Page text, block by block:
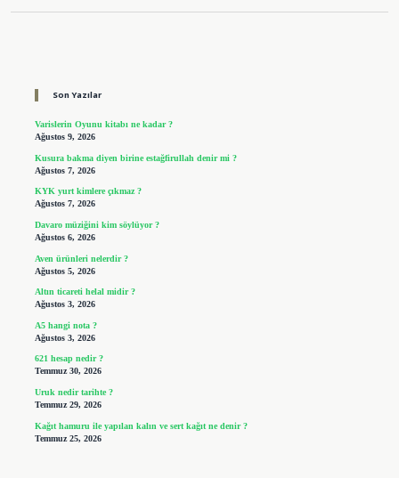
Son Yazılar
Varislerin Oyunu kitabı ne kadar ?
Ağustos 9, 2026
Kusura bakma diyen birine estağfirullah denir mi ?
Ağustos 7, 2026
KYK yurt kimlere çıkmaz ?
Ağustos 7, 2026
Davaro müziğini kim söylüyor ?
Ağustos 6, 2026
Aven ürünleri nelerdir ?
Ağustos 5, 2026
Altın ticareti helal midir ?
Ağustos 3, 2026
A5 hangi nota ?
Ağustos 3, 2026
621 hesap nedir ?
Temmuz 30, 2026
Uruk nedir tarihte ?
Temmuz 29, 2026
Kağıt hamuru ile yapılan kalın ve sert kağıt ne denir ?
Temmuz 25, 2026